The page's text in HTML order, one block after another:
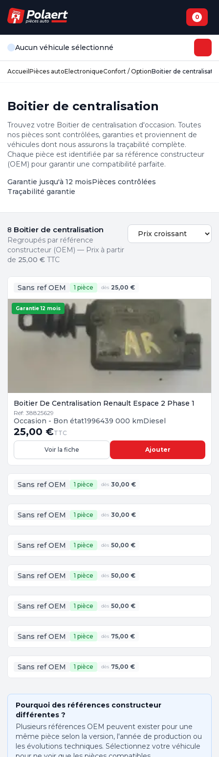
0
Aucun véhicule sélectionné
Accueil Pièces autoElectroniqueConfort / OptionBoitier de
Boitier de centralisation
Trouvez votre Boitier de centralisation d'occasion. Toutes
nos pièces sont contrôlées, garanties et proviennent de
véhicules dont nous assurons la traçabilité complète.
Chaque pièce est identifiée par sa référence constructeur
(OEM) pour garantir une compatibilité parfaite.
Garantie jusqu'à 12 moisPièces contrôlées
Traçabilité garantie
8 Boitier de centralisation
Regroupés par référence
constructeur (OEM) — Prix à partir
de 25,00 € TTC
Sans ref OEM 1 pièce dès 25,00 €
Garantie 12 mois
Boitier De Centralisation Renault Espace 2 Phase 1
Réf: 38825629
Occasion - Bon état1996439 000 kmDiesel
25,00 €TTC
Voir la fiche Ajouter
Sans ref OEM 1 pièce dès 30,00 €
Sans ref OEM 1 pièce dès 30,00 €
Sans ref OEM 1 pièce dès 50,00 €
Sans ref OEM 1 pièce dès 50,00 €
Sans ref OEM 1 pièce dès 50,00 €
Sans ref OEM 1 pièce dès 75,00 €
Sans ref OEM 1 pièce dès 75,00 €
Pourquoi des références constructeur
différentes ?
Plusieurs références OEM peuvent exister pour une
même pièce selon la version, l'année de production ou
les évolutions techniques. Sélectionnez votre véhicule